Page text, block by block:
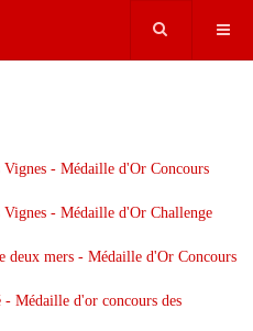
Vignes - Médaille d'Or Concours
Vignes - Médaille d'Or Challenge
deux mers - Médaille d'Or Concours
- Médaille d'or concours des